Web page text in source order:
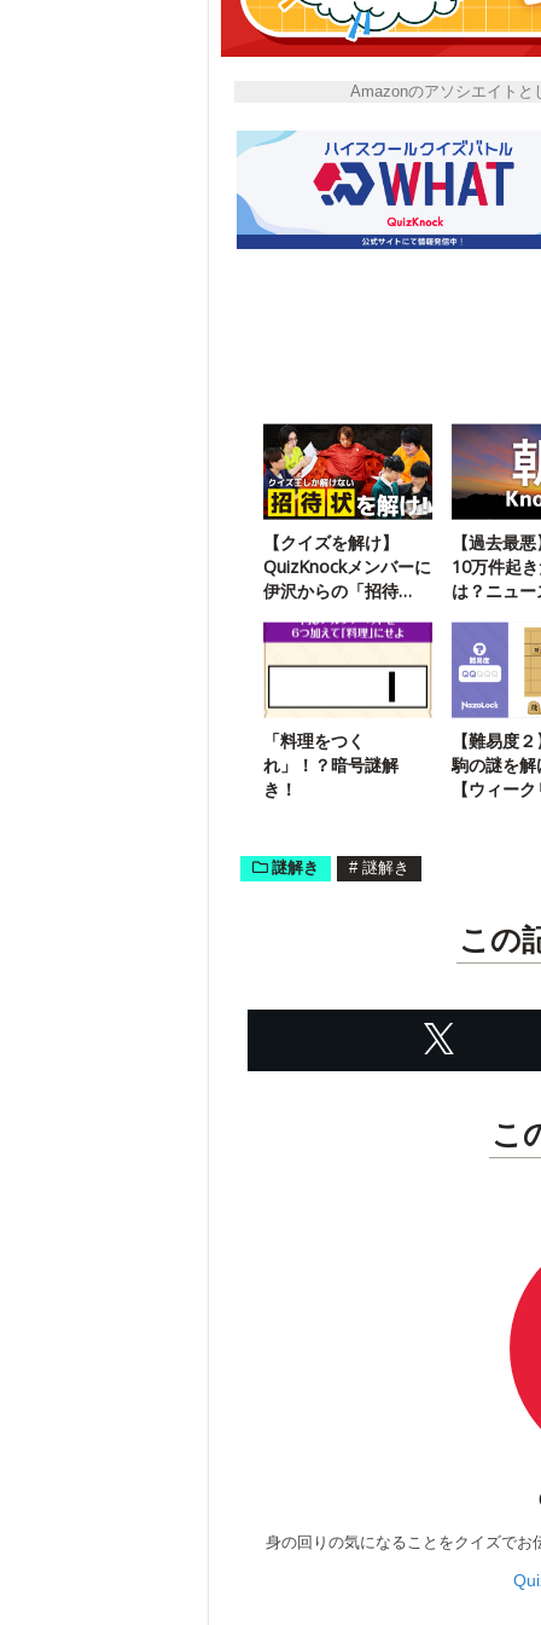
Amazonのアソシエイトと
【クイズを解け】
QuizKnockメンバーに
伊沢からの「招待
す
【過去最
10万件起
は？ニュ
「料理をつく
れ」！？暗号謎解
き！
【難易度
駒の謎を解
【ウィー
謎解き # 謎解き
この
こ
身の回りの気になることをクイズでお